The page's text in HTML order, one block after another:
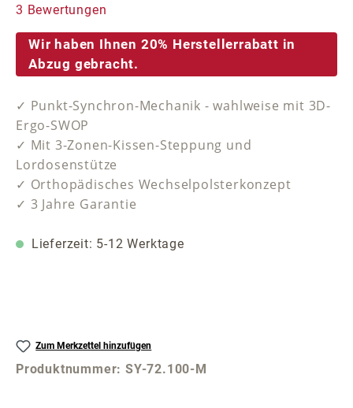
Durchschnittliche Bewertung von 5 von 5 Sternen
3 Bewertungen
Wir haben Ihnen 20% Herstellerrabatt in
Abzug gebracht.
✓ Punkt-Synchron-Mechanik - wahlweise mit 3D-
Ergo-SWOP
✓ Mit 3-Zonen-Kissen-Steppung und
Lordosenstütze
✓ Orthopädisches Wechselpolsterkonzept
✓ 3 Jahre Garantie
Lieferzeit: 5-12 Werktage
Zum Merkzettel hinzufügen
Produktnummer:SY-72.100-M